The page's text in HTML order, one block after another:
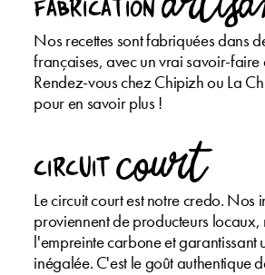
Nos recettes sont fabriquées dans
françaises, avec un vrai savoir-faire
Rendez-vous chez Chipizh ou La
pour en savoir plus !
circuit COURT
Le circuit court est notre credo. Nos
proviennent de producteurs locaux,
l'empreinte carbone et garantissant
inégalée. C'est le goût authentique